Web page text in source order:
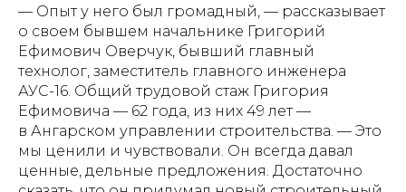
— Опыт у него был громадный, — рассказывает
о своем бывшем начальнике Григорий
Ефимович Оверчук, бывший главный
технолог, заместитель главного инженера
АУС-16. Общий трудовой стаж Григория
Ефимовича — 62 года, из них 49 лет —
в Ангарском управлении строительства. — Это
мы ценили и чувствовали. Он всегда давал
ценные, дельные предложения. Достаточно